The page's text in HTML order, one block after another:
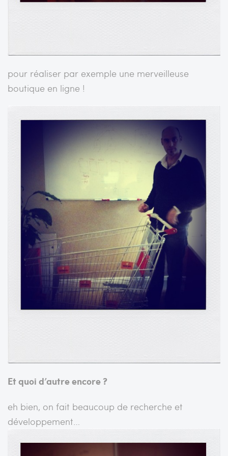
pour réaliser par exemple une merveilleuse
boutique en ligne !
Et quoi d’autre encore ?
eh bien, on fait beaucoup de recherche et
développement…